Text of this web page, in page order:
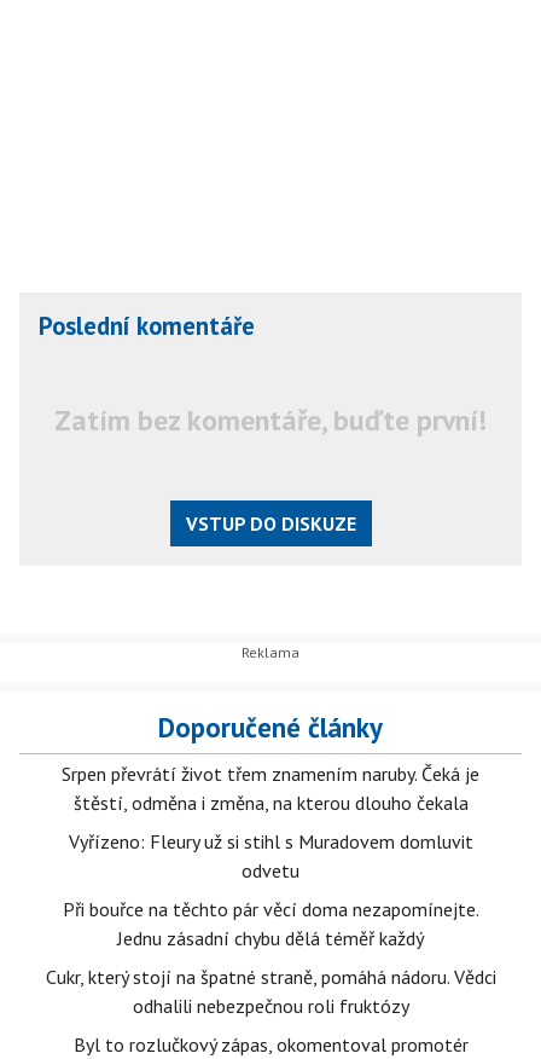
Poslední komentáře
Zatím bez komentáře, buďte první!
VSTUP DO DISKUZE
Doporučené články
Srpen převrátí život třem znamením naruby. Čeká je
štěstí, odměna i změna, na kterou dlouho čekala
Vyřízeno: Fleury už si stihl s Muradovem domluvit
odvetu
Při bouřce na těchto pár věcí doma nezapomínejte.
Jednu zásadní chybu dělá téměř každý
Cukr, který stojí na špatné straně, pomáhá nádoru. Vědci
odhalili nebezpečnou roli fruktózy
Byl to rozlučkový zápas, okomentoval promotér